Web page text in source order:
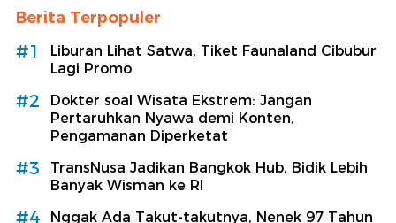
Berita Terpopuler
#1
Liburan Lihat Satwa, Tiket Faunaland Cibubur
Lagi Promo
#2
Dokter soal Wisata Ekstrem: Jangan
Pertaruhkan Nyawa demi Konten,
Pengamanan Diperketat
#3
TransNusa Jadikan Bangkok Hub, Bidik Lebih
Banyak Wisman ke RI
#4
Nggak Ada Takut-takutnya, Nenek 97 Tahun